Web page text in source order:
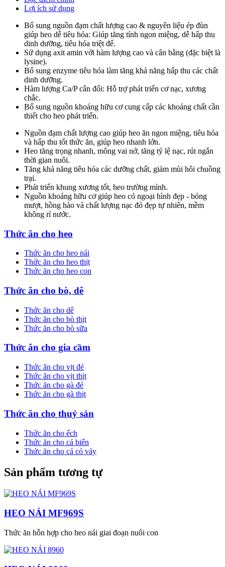
Lợi ích sử dụng
Bổ sung nguồn đạm chất lượng cao & nguyên liệu ép đùn
giúp heo dễ tiêu hóa: Giúp tăng tính ngon miệng, dễ hấp thu
dinh dưỡng, tiêu hóa triệt để.
Sử dụng axit amin với hàm lượng cao và cân bằng (đặc biệt là
lysine).
Bổ sung enzyme tiêu hóa làm tăng khả năng hấp thu các chất
dinh dưỡng.
Hàm lượng Ca/P cân đối: Hỗ trợ phát triển cơ nạc, xương
chắc.
Bổ sung nguồn khoáng hữu cơ cung cấp các khoáng chất cần
thiết cho heo phát triển.
Nguồn đạm chất lượng cao giúp heo ăn ngon miệng, tiêu hóa
và hấp thu tốt thức ăn, giúp heo nhanh lớn.
Heo tăng trọng nhanh, mông vai nở, tăng tỷ lệ nạc, rút ngắn
thời gian nuôi.
Tăng khả năng tiêu hóa các dưỡng chất, giảm mùi hôi chuồng
trại.
Phát triển khung xương tốt, heo trường mình.
Nguồn khoáng hữu cơ giúp heo có ngoại hình đẹp - bóng
mượt, hồng hào và chất lượng nạc đỏ đẹp tự nhiên, mềm
không rỉ nước.
Thức ăn cho heo
Thức ăn cho heo nái
Thức ăn cho heo thịt
Thức ăn cho heo con
Thức ăn cho bò, dê
Thức ăn cho dê
Thức ăn cho bò thịt
Thức ăn cho bò sữa
Thức ăn cho gia cầm
Thức ăn cho vịt đẻ
Thức ăn cho vịt thịt
Thức ăn cho gà đẻ
Thức ăn cho gà thịt
Thức ăn cho thuỷ sản
Thức ăn cho ếch
Thức ăn cho cá biển
Thức ăn cho cá có vảy
Sản phẩm tương tự
HEO NÁI MF969S
Thức ăn hỗn hợp cho heo nái giai đoạn nuôi con